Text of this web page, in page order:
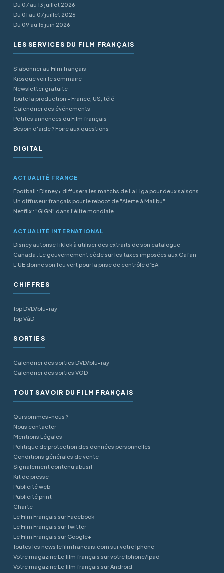
Du 07 au 13 juillet 2026
Du 01 au 07 juillet 2026
Du 09 au 15 juin 2026
LES SERVICES DU FILM FRANÇAIS
S'abonner au Film français
Kiosque voir le sommaire
Newsletter gratuite
Toute la production - France, US, télé
Calendrier des événements
Petites annonces du Film français
Besoin d'aide ? Foire aux questions
DIGITAL
ACTUALITÉ FRANCE
Football : Disney+ diffusera les matchs de La Liga pour deux saisons
Un diffuseur français pour le reboot de "Alerte à Malibu"
Netflix : "GIGN" dans l'élite mondiale
ACTUALITÉ INTERNATIONAL
Disney autorise TikTok à utiliser des extraits de son catalogue
Canada : Le gouvernement cède sur les taxes imposées aux Gafan
L’UE donne son feu vert pour la prise de contrôle d’EA
CHIFFRES
Top DVD/blu-ray
Top VàD
SORTIES
Calendrier des sorties DVD/blu-ray
Calendrier des sorties VOD
TOUT SAVOIR DU FILM FRANÇAIS
Qui sommes-nous ?
Nous contacter
Mentions Légales
Politique de protection des données personnelles
Conditions générales de vente
Signalement contenu abusif
Kit de presse
Publicité web
Publicité print
Charte
Le Film Français sur Facebook
Le Film Français sur Twitter
Le Film Français sur Google+
Toutes les news lefilmfrancais.com sur votre Iphone
Votre magazine Le film français sur votre Iphone/Ipad
Votre magazine Le film français sur Android